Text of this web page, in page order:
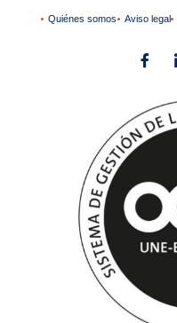
Quiénes somos Aviso legal